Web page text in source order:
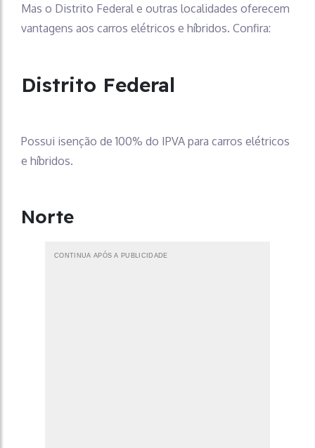
Mas o Distrito Federal e outras localidades oferecem
vantagens aos carros elétricos e híbridos. Confira:
Distrito Federal
Possui isenção de 100% do IPVA para carros elétricos
e híbridos.
Norte
CONTINUA APÓS A PUBLICIDADE